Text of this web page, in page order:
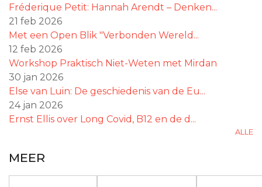
Fréderique Petit: Hannah Arendt – Denken...
21 feb 2026
Met een Open Blik "Verbonden Wereld...
12 feb 2026
Workshop Praktisch Niet-Weten met Mirdan
30 jan 2026
Else van Luin: De geschiedenis van de Eu...
24 jan 2026
Ernst Ellis over Long Covid, B12 en de d...
ALLE
MEER